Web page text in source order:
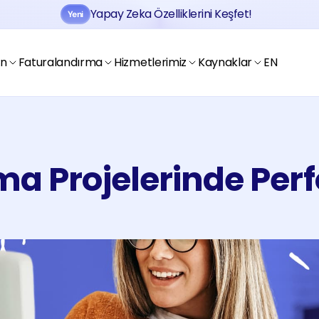
Projelerinde
Yeni Yapay Zeka Özelliklerini Keşfet!
Faturalandırma Hizmetlerimiz Kaynaklar EN
Kaydol